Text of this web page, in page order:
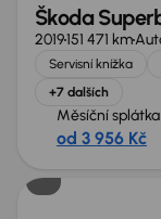
Škoda
2019151 471 km
Servisní knížka
+7 dalších
Měsíční splátka
od 3 956 Kč
Možnost